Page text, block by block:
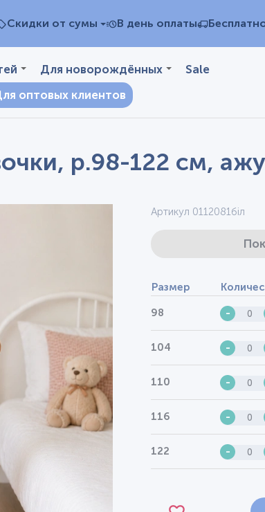
Скидки от сумы В день оплаты
Для новорождённых
Sale
оптовых клиентов
р.98-122 см,
Артикул 0112081біл
Размер
98 -
104 -
110 -
116 -
122 -